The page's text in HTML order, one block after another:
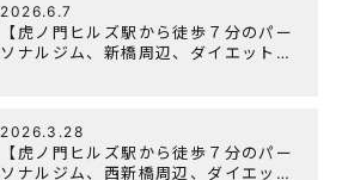
2026.6.7
【虎ノ門ヒルズ駅から徒歩７分のパー
ソナルジム、新橋周辺、ダイエットに
2026.3.28
【虎ノ門ヒルズ駅から徒歩７分のパー
ソナルジム、西新橋周辺、ダイエット